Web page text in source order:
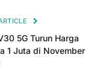
5G Turun Harga
1 Juta di November